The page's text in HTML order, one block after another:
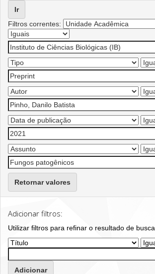
Filtros correntes:
Retornar valores
Adicionar filtros:
Utilizar filtros para refinar o resultado de busca.